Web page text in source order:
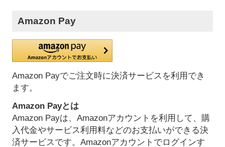
Amazon Pay
Amazon Payでご注文時に決済サービスを利用でき
ます。
Amazon Payとは
Amazon Payは、Amazonアカウントを利用して、購
入代金やサービス利用料などのお支払いができる決
済サービスです。Amazonアカウントでログインす